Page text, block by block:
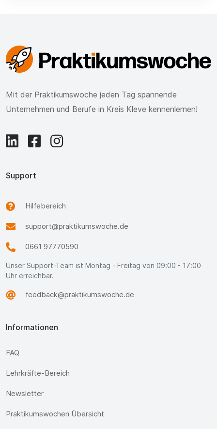
Mit der Praktikumswoche jeden Tag spannende
Unternehmen und Berufe in Kreis Kleve kennenlernen!
Support
Hilfebereich
support@praktikumswoche.de
0661 97770590
Unser Support-Team ist Montag - Freitag von 09:00 - 17:00
Uhr erreichbar.
feedback@praktikumswoche.de
Informationen
FAQ
Lehrkräfte-Bereich
Newsletter
Praktikumswochen Übersicht